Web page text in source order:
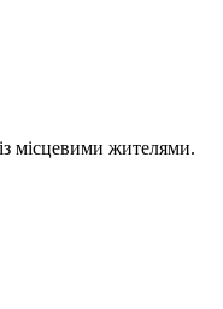
місцевими жителями.